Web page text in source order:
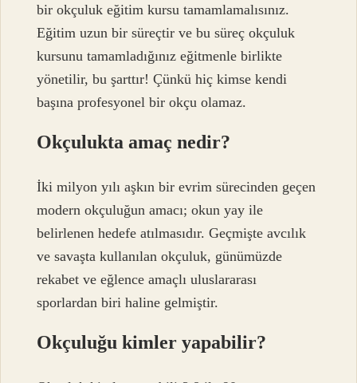
bir okçuluk eğitim kursu tamamlamalısınız.
Eğitim uzun bir süreçtir ve bu süreç okçuluk
kursunu tamamladığınız eğitmenle birlikte
yönetilir, bu şarttır! Çünkü hiç kimse kendi
başına profesyonel bir okçu olamaz.
Okçulukta amaç nedir?
İki milyon yılı aşkın bir evrim sürecinden geçen
modern okçuluğun amacı; okun yay ile
belirlenen hedefe atılmasıdır. Geçmişte avcılık
ve savaşta kullanılan okçuluk, günümüzde
rekabet ve eğlence amaçlı uluslararası
sporlardan biri haline gelmiştir.
Okçuluğu kimler yapabilir?